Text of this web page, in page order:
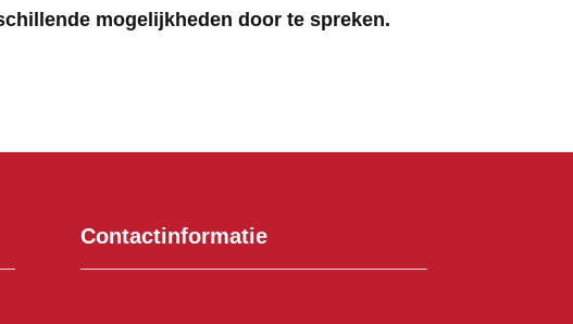
mogelijkheden door te spreken.
Contactinformatie